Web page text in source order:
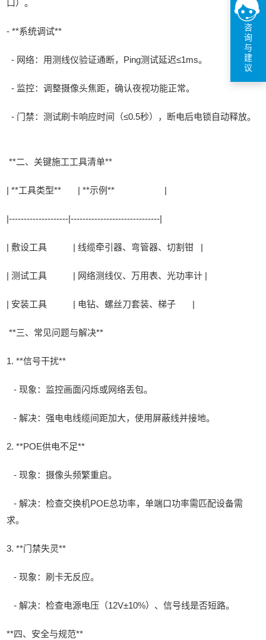
口）。
- **系统调试**
- 网络：用测线仪验证通断，Ping测试延迟≤1ms。
- 监控：调整摄像头焦距，确认夜视功能正常。
- 门禁：测试刷卡响应时间（≤0.5秒），断电后电锁自动释放。
**二、关键施工工具清单**
| **工具类型** | **示例** |
|--------------------|------------------------------|
| 敷设工具 | 线缆牵引器、弯管器、切割钳 |
| 测试工具 | 网络测线仪、万用表、光功率计 |
| 安装工具 | 电钻、螺丝刀套装、梯子 |
**三、常见问题与解决**
1. **信号干扰**
- 现象：监控画面闪烁或网络丢包。
- 解决：强电电线缆间距加大，使用屏蔽线并接地。
2. **POE供电不足**
- 现象：摄像头频繁重启。
- 解决：检查交换机POE总功率，单端口功率需匹配设备需
求。
3. **门禁失灵**
- 现象：刷卡无反应。
- 解决：检查电源电压（12V±10%）、信号线是否短路。
**四、安全与规范**
咨
询
与
建
议